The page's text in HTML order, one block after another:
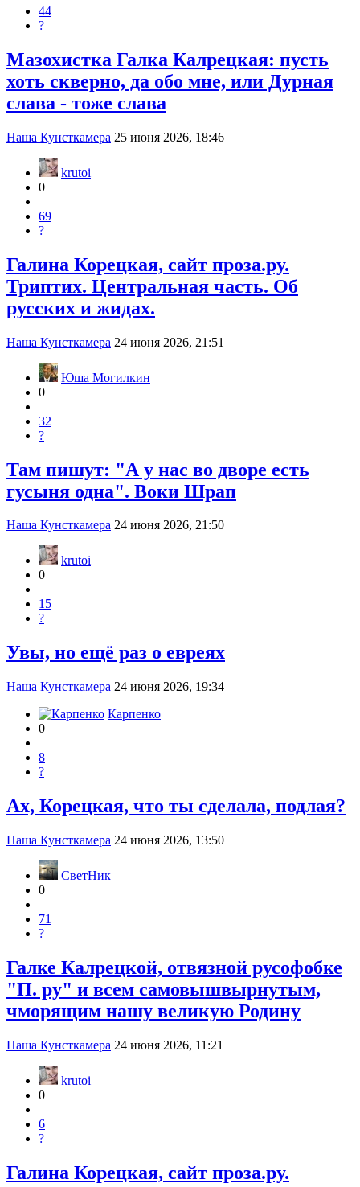
44
?
Мазохистка Галка Калрецкая: пусть
хоть скверно, да обо мне, или Дурная
слава - тоже слава
Наша Кунсткамера 25 июня 2026, 18:46
krutoi
0
69
?
Галина Корецкая, сайт проза.ру.
Триптих. Центральная часть. Об
русских и жидах.
Наша Кунсткамера 24 июня 2026, 21:51
Юша Могилкин
0
32
?
Там пишут: "А у нас во дворе есть
гусыня одна". Воки Шрап
Наша Кунсткамера 24 июня 2026, 21:50
krutoi
0
15
?
Увы, но ещё раз о евреях
Наша Кунсткамера 24 июня 2026, 19:34
Карпенко
0
8
?
Ах, Корецкая, что ты сделала, подлая?
Наша Кунсткамера 24 июня 2026, 13:50
СветНик
0
71
?
Галке Калрецкой, отвязной русофобке
"П. ру" и всем самовышвырнутым,
чморящим нашу великую Родину
Наша Кунсткамера 24 июня 2026, 11:21
krutoi
0
6
?
Галина Корецкая, сайт проза.ру.